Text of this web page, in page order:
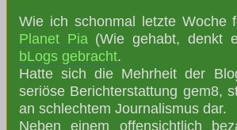
Wie ich schonmal letzte Woche
Planet Pia (Wie gehabt, denkt
bLogs gebracht.
Hatte sich die Mehrheit der
seriöse Berichterstattung gem8,
an schlechtem Journalismus dar.
Neben einem offensichtlich